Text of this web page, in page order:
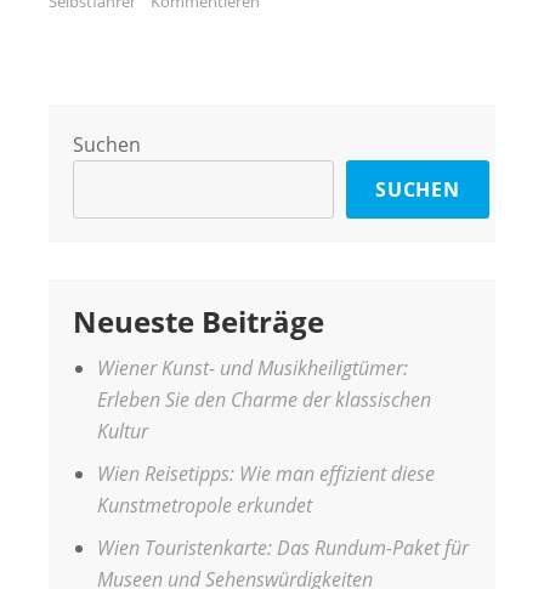
Suchen
SUCHEN
Neueste Beiträge
Wiener Kunst- und Musikheiligtümer:
Erleben Sie den Charme der klassischen
Kultur
Wien Reisetipps: Wie man effizient diese
Kunstmetropole erkundet
Wien Touristenkarte: Das Rundum-Paket für
Museen und Sehenswürdigkeiten